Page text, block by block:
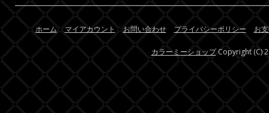
ホーム マイアカウント お問い合わせ プライバシーポリシー お
カラーミーショップCopyright (C)